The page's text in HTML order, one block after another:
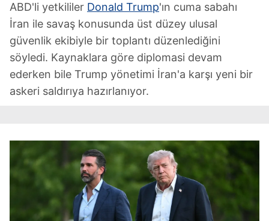
ABD'li yetkililer Donald Trump'ın cuma sabahı
İran ile savaş konusunda üst düzey ulusal
güvenlik ekibiyle bir toplantı düzenlediğini
söyledi. Kaynaklara göre diplomasi devam
ederken bile Trump yönetimi İran'a karşı yeni bir
askeri saldırıya hazırlanıyor.